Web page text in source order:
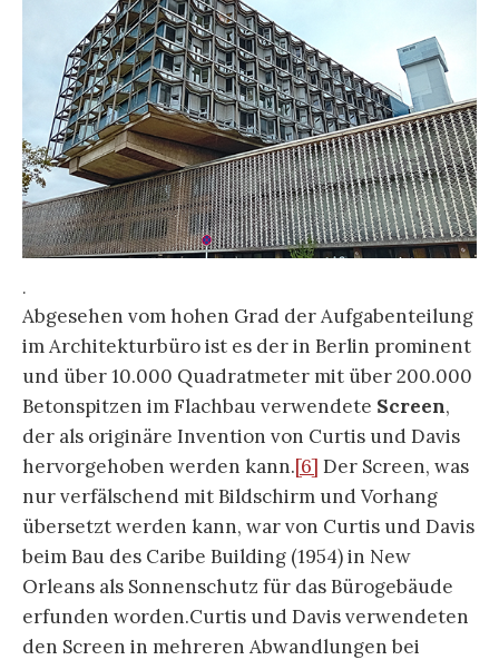
.
Abgesehen vom hohen Grad der Aufgabenteilung
im Architekturbüro ist es der in Berlin prominent
und über 10.000 Quadratmeter mit über 200.000
Betonspitzen im Flachbau verwendete Screen,
der als originäre Invention von Curtis und Davis
hervorgehoben werden kann.[6] Der Screen, was
nur verfälschend mit Bildschirm und Vorhang
übersetzt werden kann, war von Curtis und Davis
beim Bau des Caribe Building (1954) in New
Orleans als Sonnenschutz für das Bürogebäude
erfunden worden.Curtis und Davis verwendeten
den Screen in mehreren Abwandlungen bei